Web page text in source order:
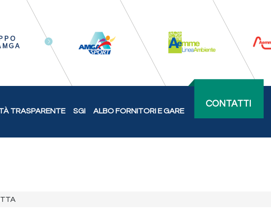
TRASPARENTE SGI ALBO FORNITORI E GARE
CONTATTI